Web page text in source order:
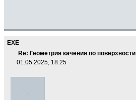
EXE
Re: Геометрия качения по поверхности
01.05.2025, 18:25